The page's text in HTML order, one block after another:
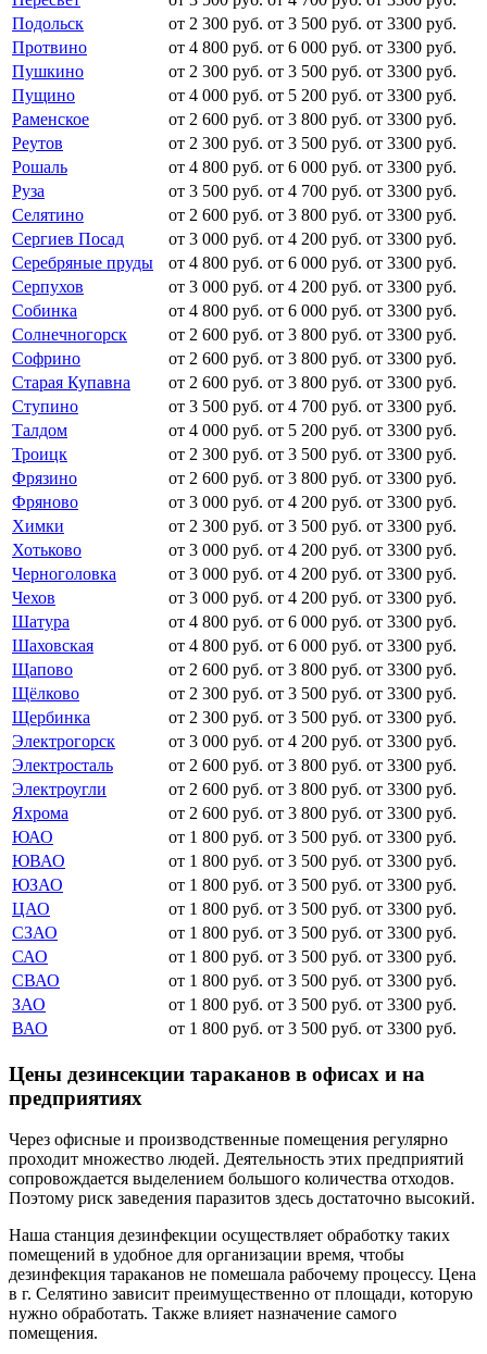
Подольск
от 2 300 руб. от 3 500 руб. от 3300 руб.
Протвино
от 4 800 руб. от 6 000 руб. от 3300 руб.
Пушкино
от 2 300 руб. от 3 500 руб. от 3300 руб.
Пущино
от 4 000 руб. от 5 200 руб. от 3300 руб.
Раменское
от 2 600 руб. от 3 800 руб. от 3300 руб.
Реутов
от 2 300 руб. от 3 500 руб. от 3300 руб.
Рошаль
от 4 800 руб. от 6 000 руб. от 3300 руб.
Руза
от 3 500 руб. от 4 700 руб. от 3300 руб.
Селятино
от 2 600 руб. от 3 800 руб. от 3300 руб.
Сергиев Посад
от 3 000 руб. от 4 200 руб. от 3300 руб.
Серебряные пруды
от 4 800 руб. от 6 000 руб. от 3300 руб.
Серпухов
от 3 000 руб. от 4 200 руб. от 3300 руб.
Собинка
от 4 800 руб. от 6 000 руб. от 3300 руб.
Солнечногорск
от 2 600 руб. от 3 800 руб. от 3300 руб.
Софрино
от 2 600 руб. от 3 800 руб. от 3300 руб.
Старая Купавна
от 2 600 руб. от 3 800 руб. от 3300 руб.
Ступино
от 3 500 руб. от 4 700 руб. от 3300 руб.
Талдом
от 4 000 руб. от 5 200 руб. от 3300 руб.
Троицк
от 2 300 руб. от 3 500 руб. от 3300 руб.
Фрязино
от 2 600 руб. от 3 800 руб. от 3300 руб.
Фряново
от 3 000 руб. от 4 200 руб. от 3300 руб.
Химки
от 2 300 руб. от 3 500 руб. от 3300 руб.
Хотьково
от 3 000 руб. от 4 200 руб. от 3300 руб.
Черноголовка
от 3 000 руб. от 4 200 руб. от 3300 руб.
Чехов
от 3 000 руб. от 4 200 руб. от 3300 руб.
Шатура
от 4 800 руб. от 6 000 руб. от 3300 руб.
Шаховская
от 4 800 руб. от 6 000 руб. от 3300 руб.
Щапово
от 2 600 руб. от 3 800 руб. от 3300 руб.
Щёлково
от 2 300 руб. от 3 500 руб. от 3300 руб.
Щербинка
от 2 300 руб. от 3 500 руб. от 3300 руб.
Электрогорск
от 3 000 руб. от 4 200 руб. от 3300 руб.
Электросталь
от 2 600 руб. от 3 800 руб. от 3300 руб.
Электроугли
от 2 600 руб. от 3 800 руб. от 3300 руб.
Яхрома
от 2 600 руб. от 3 800 руб. от 3300 руб.
ЮАО
от 1 800 руб. от 3 500 руб. от 3300 руб.
ЮВАО
от 1 800 руб. от 3 500 руб. от 3300 руб.
ЮЗАО
от 1 800 руб. от 3 500 руб. от 3300 руб.
ЦАО
от 1 800 руб. от 3 500 руб. от 3300 руб.
СЗАО
от 1 800 руб. от 3 500 руб. от 3300 руб.
САО
от 1 800 руб. от 3 500 руб. от 3300 руб.
СВАО
от 1 800 руб. от 3 500 руб. от 3300 руб.
ЗАО
от 1 800 руб. от 3 500 руб. от 3300 руб.
ВАО
от 1 800 руб. от 3 500 руб. от 3300 руб.
Цены дезинсекции тараканов в офисах и на
предприятиях
Через офисные и производственные помещения регулярно
проходит множество людей. Деятельность этих предприятий
сопровождается выделением большого количества отходов.
Поэтому риск заведения паразитов здесь достаточно высокий.
Наша станция дезинфекции осуществляет обработку таких
помещений в удобное для организации время, чтобы
дезинфекция тараканов не помешала рабочему процессу. Цена
в г. Селятино зависит преимущественно от площади, которую
нужно обработать. Также влияет назначение самого
помещения.